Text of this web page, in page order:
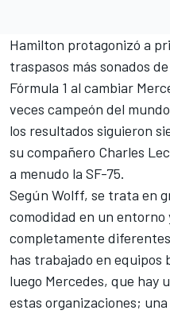
Hamilton protagonizó a
traspasos más sonados
Fórmula 1 al cambiar
veces campeón del
los resultados siguieron
su compañero Charles
a menudo la SF-75.
Según Wolff, se trata en
comodidad en un
completamente
has trabajado en equipos
luego Mercedes, que hay
estas organizaciones;